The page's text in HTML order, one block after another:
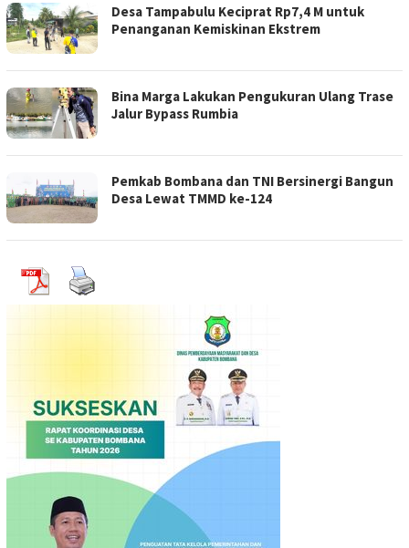
Desa Tampabulu Keciprat Rp7,4 M untuk
Penanganan Kemiskinan Ekstrem
Bina Marga Lakukan Pengukuran Ulang Trase
Jalur Bypass Rumbia
Pemkab Bombana dan TNI Bersinergi Bangun
Desa Lewat TMMD ke-124